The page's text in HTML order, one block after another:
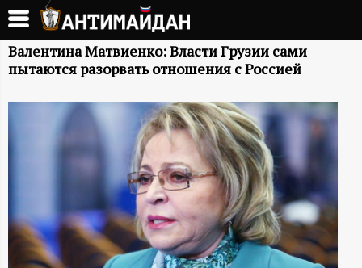
Перейти
основному
содержанию
А
Т
А
Валентина Матвиенко: Власти Грузии сами
пытаются разорвать отношения с Россией